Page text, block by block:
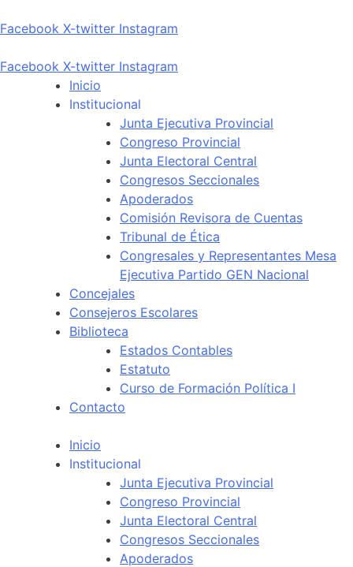
Facebook X-twitter Instagram
Facebook X-twitter Instagram
Inicio
Institucional
Junta Ejecutiva Provincial
Congreso Provincial
Junta Electoral Central
Congresos Seccionales
Apoderados
Comisión Revisora de Cuentas
Tribunal de Ética
Congresales y Representantes Mesa
Ejecutiva Partido GEN Nacional
Concejales
Consejeros Escolares
Biblioteca
Estados Contables
Estatuto
Curso de Formación Política I
Contacto
Inicio
Institucional
Junta Ejecutiva Provincial
Congreso Provincial
Junta Electoral Central
Congresos Seccionales
Apoderados